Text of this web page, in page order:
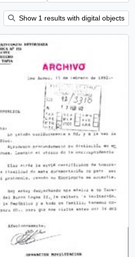
Show 1 results with digital objects